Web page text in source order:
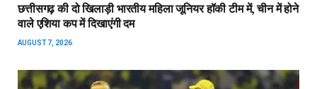
छत्तीसगढ़ की दो खिलाड़ी भारतीय महिला जूनियर हॉकी टीम में, चीन में होने
वाले एशिया कप में दिखाएंगी दम
AUGUST 7, 2026